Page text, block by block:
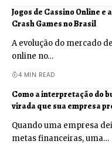
Jogos de Cassino Online e
Crash Games no Brasil
A evolução do mercado
online no…
4 MIN READ
Como a interpretação do
virada que sua empresa
Quando uma empresa
metas financeiras, uma…